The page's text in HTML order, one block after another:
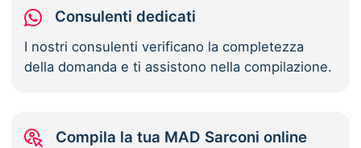
Consulenti dedicati
I nostri consulenti verificano la completezza
della domanda e ti assistono nella compilazione.
Compila la tua MAD Sarconi online